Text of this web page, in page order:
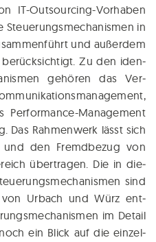
IT-Out­sour­cing-Vor­ha­ben
in
und außer­dem
Zu den iden­
gehö­ren das Ver­
Per­for­mance-Manage­ment
Das Rah­men­werk lässt sich
den Fremd­be­zug von
über­tra­gen. Die in die­
sind
Urbach und Würz ent­
im Detail
ein Blick auf die ein­zel­